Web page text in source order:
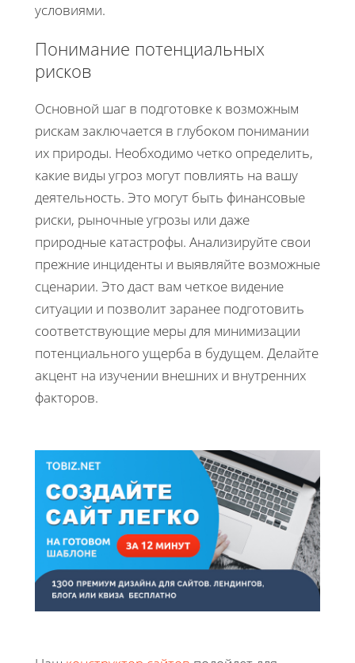
условиями.
Понимание потенциальных
рисков
Основной шаг в подготовке к возможным
рискам заключается в глубоком понимании
их природы. Необходимо четко определить,
какие виды угроз могут повлиять на вашу
деятельность. Это могут быть финансовые
риски, рыночные угрозы или даже
природные катастрофы. Анализируйте свои
прежние инциденты и выявляйте возможные
сценарии. Это даст вам четкое видение
ситуации и позволит заранее подготовить
соответствующие меры для минимизации
потенциального ущерба в будущем. Делайте
акцент на изучении внешних и внутренних
факторов.